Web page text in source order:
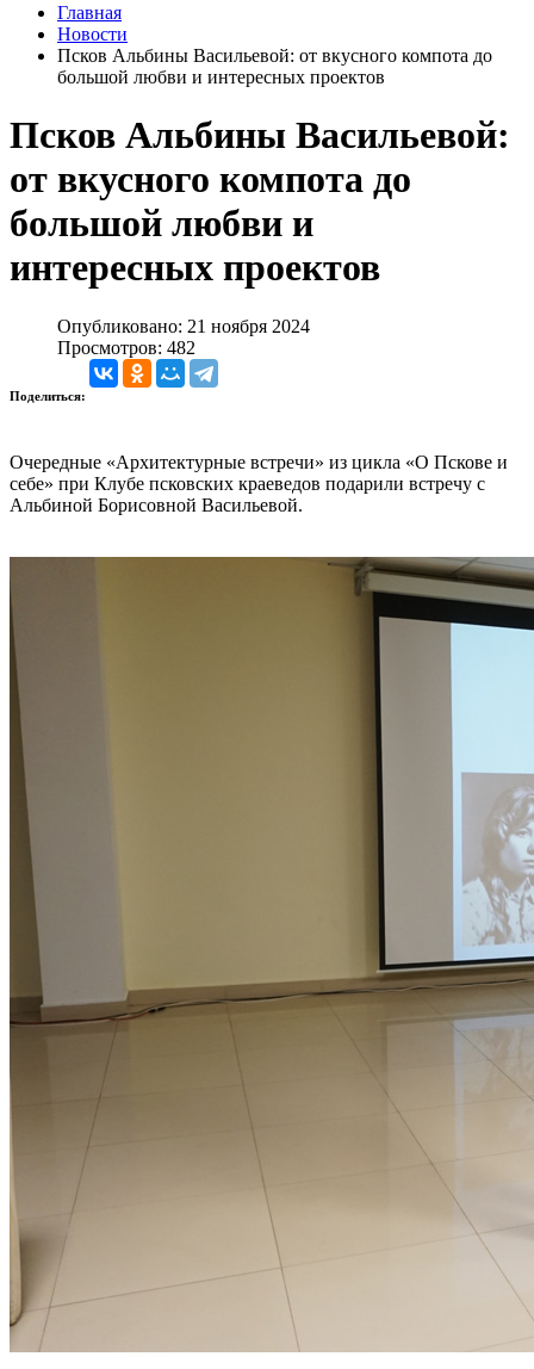
Главная
Новости
Псков Альбины Васильевой: от вкусного компота до
большой любви и интересных проектов
Псков Альбины Васильевой:
от вкусного компота до
большой любви и
интересных проектов
Опубликовано: 21 ноября 2024
Просмотров: 482
Поделиться:
Очередные «Архитектурные встречи» из цикла «О Пскове и
себе» при Клубе псковских краеведов подарили встречу с
Альбиной Борисовной Васильевой.